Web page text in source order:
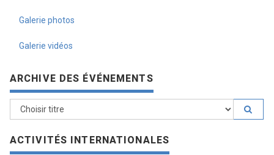
Galerie photos
Galerie vidéos
ARCHIVE DES ÉVÉNEMENTS
ACTIVITÉS INTERNATIONALES